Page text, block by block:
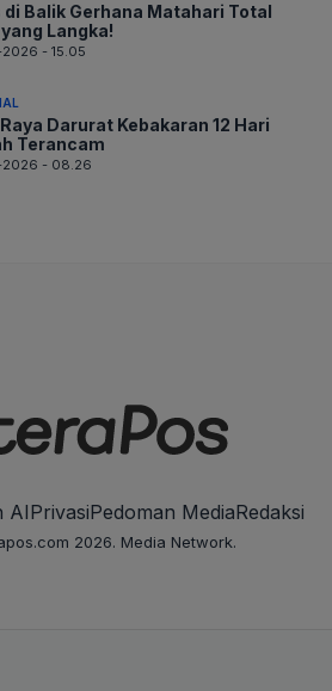
di Balik Gerhana Matahari Total
Langka!
- 15.05
Darurat Kebakaran 12 Hari
Terancam
- 08.26
AIPrivasiPedoman MediaRedaksi
2026. Media Network.